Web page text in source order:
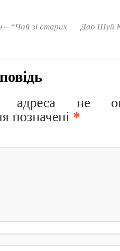
“Чай зі старих
Дао Шуй
не
позначені *